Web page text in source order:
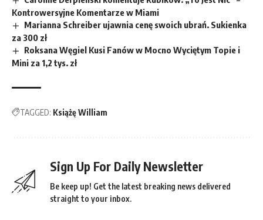
Kontrowersyjne Komentarze w Miami
Marianna Schreiber ujawnia cenę swoich ubrań. Sukienka
za 300 zł
Roksana Węgiel Kusi Fanów w Mocno Wyciętym Topie i
Mini za 1,2 tys. zł
TAGGED: Książę William
Sign Up For Daily Newsletter
Be keep up! Get the latest breaking news delivered
straight to your inbox.